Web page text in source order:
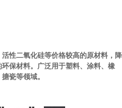
性二氧化硅等价格较高的原材料，降
保材料。广泛用于塑料、涂料、橡
瓷等领域。